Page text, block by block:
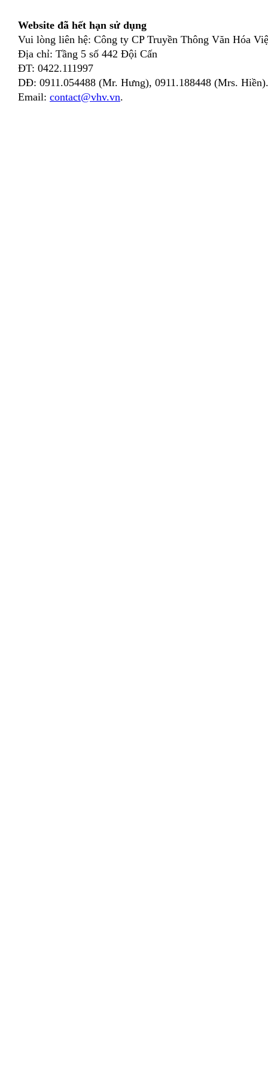
Website đã hết hạn sử dụng
Vui lòng liên hệ: Công ty CP Truyền Thông Văn Hóa
Địa chỉ: Tầng 5 số 442 Đội Cấn
ĐT: 0422.111997
DĐ: 0911.054488 (Mr. Hưng), 0911.188448 (Mrs. Hiền).
Email: contact@vhv.vn.